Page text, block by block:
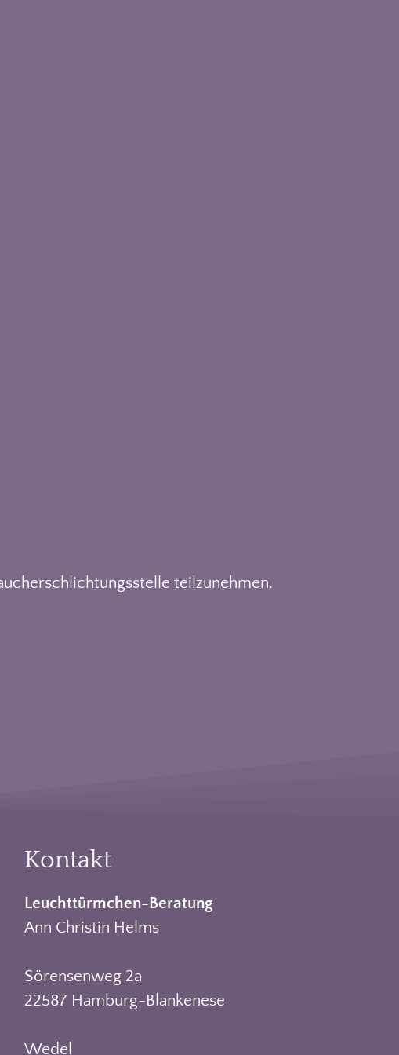
teilzunehmen.
Kontakt
Leuchttürmchen-Beratung
Ann Christin Helms
Sörensenweg 2a
22587 Hamburg-Blankenese
Wedel